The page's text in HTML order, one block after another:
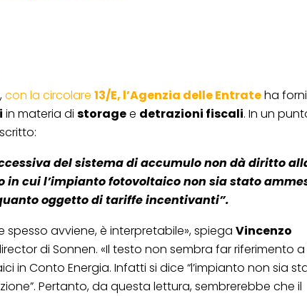
con la circolare 13/E, l’Agenzia delle Entrateha
in materia di storagee detrazioni fiscali. In un
del sistema di accumulo non dà diritto
in cui l’impianto fotovoltaico non sia stato
oggetto di tariffe incentivanti”.
spesso avviene, è interpretabile», spiega Vincenzo
di Sonnen. «Il testo non sembra far riferimento
in Conto Energia. Infatti si dice “l’impianto non sia
Pertanto, da questa lettura, sembrerebbe che il